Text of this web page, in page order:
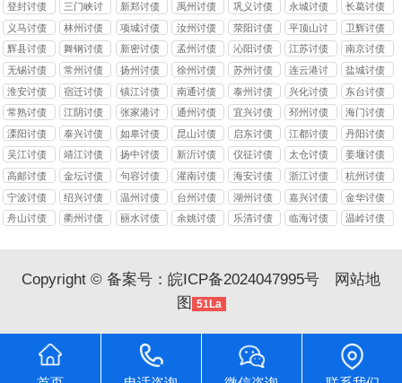
登封讨债
三门峡讨
债
新郑讨债 禹州讨债 巩义讨债 永城讨债
长葛讨债
义马讨债
林州讨债 项城讨债 汝州讨债 荥阳讨债
平顶山讨
债
卫辉讨债
辉县讨债
舞钢讨债 新密讨债 孟州讨债 沁阳讨债 江苏讨债
南京讨债
无锡讨债
常州讨债 扬州讨债 徐州讨债 苏州讨债
连云港讨
债
盐城讨债
淮安讨债
宿迁讨债 镇江讨债 南通讨债 泰州讨债 兴化讨债
东台讨债
常熟讨债
江阴讨债
张家港讨
债
通州讨债 宜兴讨债 邳州讨债
海门讨债
溧阳讨债
泰兴讨债 如皋讨债 昆山讨债 启东讨债 江都讨债
丹阳讨债
吴江讨债
靖江讨债 扬中讨债 新沂讨债 仪征讨债 太仓讨债
姜堰讨债
高邮讨债
金坛讨债 句容讨债 灌南讨债 海安讨债 浙江讨债
杭州讨债
宁波讨债
绍兴讨债 温州讨债 台州讨债 湖州讨债 嘉兴讨债
金华讨债
舟山讨债
衢州讨债 丽水讨债 余姚讨债 乐清讨债 临海讨债 温岭讨债
Copyright © 备案号： 皖ICP备2024047995号
网站地
图
51La